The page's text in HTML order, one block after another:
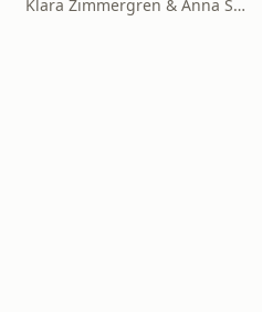
Klara Zimmergren & Anna Spolander